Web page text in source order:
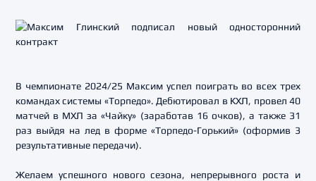
В чемпионате 2024/25 Максим успел поиграть во всех трех
командах системы «Торпедо». Дебютировал в КХЛ, провел 40
матчей в МХЛ за «Чайку» (заработав 16 очков), а также 31
раз выйдя на лед в форме «Торпедо-Горький» (оформив 3
результативные передачи).
Желаем успешного нового сезона, непрерывного роста и